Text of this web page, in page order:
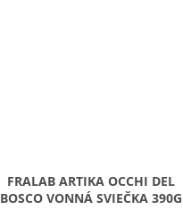
FRALAB ARTIKA OCCHI DEL
BOSCO VONNÁ SVIEČKA 390G